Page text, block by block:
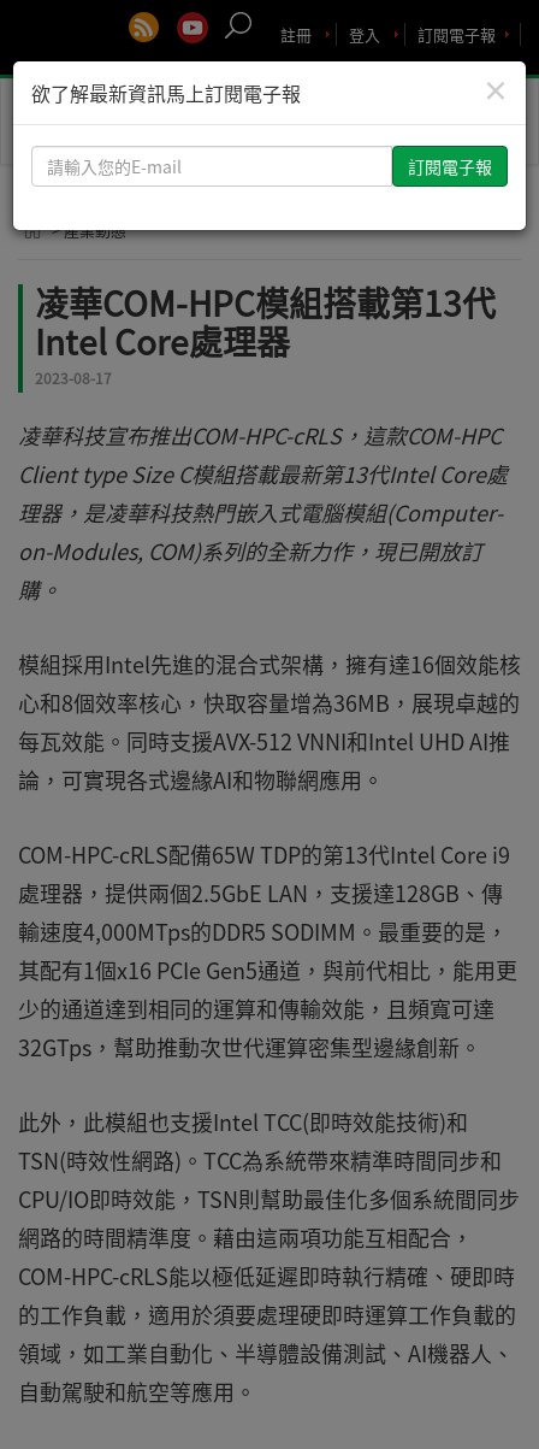
訂閱電子報
登入
註冊
Toggle
> 產業動態
凌華COM-HPC模組搭載第13代
Intel Core處理器
2023-08-17
凌華科技宣布推出COM-HPC-cRLS，這款COM-HPC
Client type Size C模組搭載最新第13代Intel Core處
理器，是凌華科技熱門嵌入式電腦模組(Computer-
on-Modules, COM)系列的全新力作，現已開放訂
購。
模組採用Intel先進的混合式架構，擁有達16個效能核
心和8個效率核心，快取容量增為36MB，展現卓越的
每瓦效能。同時支援AVX-512 VNNI和Intel UHD AI推
論，可實現各式邊緣AI和物聯網應用。
COM-HPC-cRLS配備65W TDP的第13代Intel Core i9
處理器，提供兩個2.5GbE LAN，支援達128GB、傳
輸速度4,000MTps的DDR5 SODIMM。最重要的是，
其配有1個x16 PCIe Gen5通道，與前代相比，能用更
少的通道達到相同的運算和傳輸效能，且頻寬可達
32GTps，幫助推動次世代運算密集型邊緣創新。
此外，此模組也支援Intel TCC(即時效能技術)和
TSN(時效性網路)。TCC為系統帶來精準時間同步和
CPU/IO即時效能，TSN則幫助最佳化多個系統間同步
網路的時間精準度。藉由這兩項功能互相配合，
COM-HPC-cRLS能以極低延遲即時執行精確、硬即時
的工作負載，適用於須要處理硬即時運算工作負載的
領域，如工業自動化、半導體設備測試、AI機器人、
自動駕駛和航空等應用。
×
欲了解最新資訊馬上訂閱電子報
請
輸
您
E-
mail